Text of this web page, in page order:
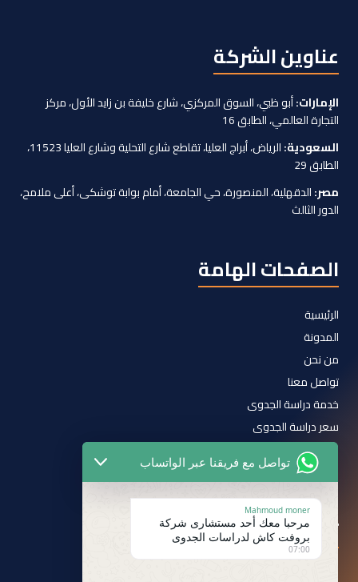
عناوين الشركة
الإمارات:أبو ظبي، السوق المركزي، شارع خليفة بن زايد الأول، مركز
التجارة العالمي، الطابق 16
السعودية:
الرياض، أبراج العليا، تقاطع شارع التحلية وشارع العليا 11523،
الطابق 29
مصر:الدقهلية، المنصورة، حي الجامعة، أمام بوابة توشكى، أعلى ملامح،
الدور الثالث
الصفحات الهامة
الرئيسية
المدونة
من نحن
تواصل معنا
خدمة دراسة الجدوى
سعر دراسة الجدوى
سياسة الخصوصية
الشروط والأحكام
تابعنا على
تواصل مع فريقنا عبر الواتساب
Mahmoud moner
مرحبا معك أحد مستشارى شركة
بروفت كاش لدراسات الجدوى
07:00